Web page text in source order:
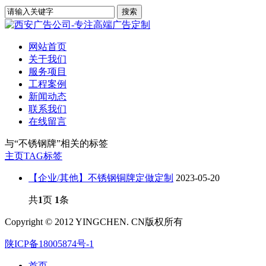
网站首页
关于我们
服务项目
工程案例
新闻动态
联系我们
在线留言
与“不锈钢牌”相关的标签
主页TAG标签
【企业/其他】不锈钢铜牌定做定制 2023-05-20
共1页 1条
Copyright © 2012 YINGCHEN. CN版权所有
陕ICP备18005874号-1